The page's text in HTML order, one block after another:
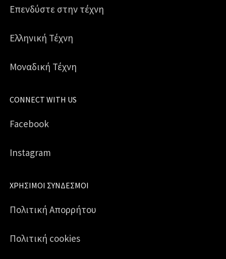
Επενδύστε στην τέχνη
Ελληνική Τέχνη
Μοναδική Τέχνη
CONNECT WITH US
Facebook
Instagram
ΧΡΉΣΙΜΟΙ ΣΎΝΔΕΣΜΟΙ
Πολιτική Απορρήτου
Πολιτική cookies